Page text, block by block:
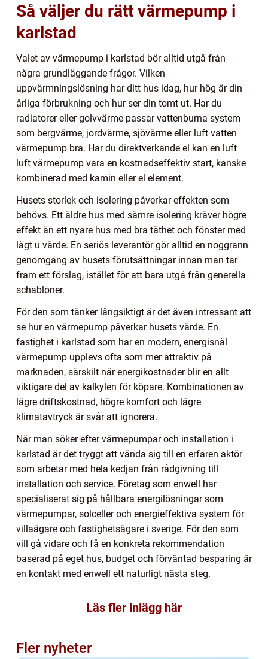
Så väljer du rätt värmepump i
karlstad
Valet av värmepump i karlstad bör alltid utgå från
några grundläggande frågor. Vilken
uppvärmningslösning har ditt hus idag, hur hög är din
årliga förbrukning och hur ser din tomt ut. Har du
radiatorer eller golvvärme passar vattenburna system
som bergvärme, jordvärme, sjövärme eller luft vatten
värmepump bra. Har du direktverkande el kan en luft
luft värmepump vara en kostnadseffektiv start, kanske
kombinerad med kamin eller el element.
Husets storlek och isolering påverkar effekten som
behövs. Ett äldre hus med sämre isolering kräver högre
effekt än ett nyare hus med bra täthet och fönster med
lågt u värde. En seriös leverantör gör alltid en noggrann
genomgång av husets förutsättningar innan man tar
fram ett förslag, istället för att bara utgå från generella
schabloner.
För den som tänker långsiktigt är det även intressant att
se hur en värmepump påverkar husets värde. En
fastighet i karlstad som har en modern, energisnål
värmepump upplevs ofta som mer attraktiv på
marknaden, särskilt när energikostnader blir en allt
viktigare del av kalkylen för köpare. Kombinationen av
lägre driftskostnad, högre komfort och lägre
klimatavtryck är svår att ignorera.
När man söker efter värmepumpar och installation i
karlstad är det tryggt att vända sig till en erfaren aktör
som arbetar med hela kedjan från rådgivning till
installation och service. Företag som enwell har
specialiserat sig på hållbara energilösningar som
värmepumpar, solceller och energieffektiva system för
villaägare och fastighetsägare i sverige. För den som
vill gå vidare och få en konkreta rekommendation
baserad på eget hus, budget och förväntad besparing är
en kontakt med enwell ett naturligt nästa steg.
Läs fler inlägg här
Fler nyheter